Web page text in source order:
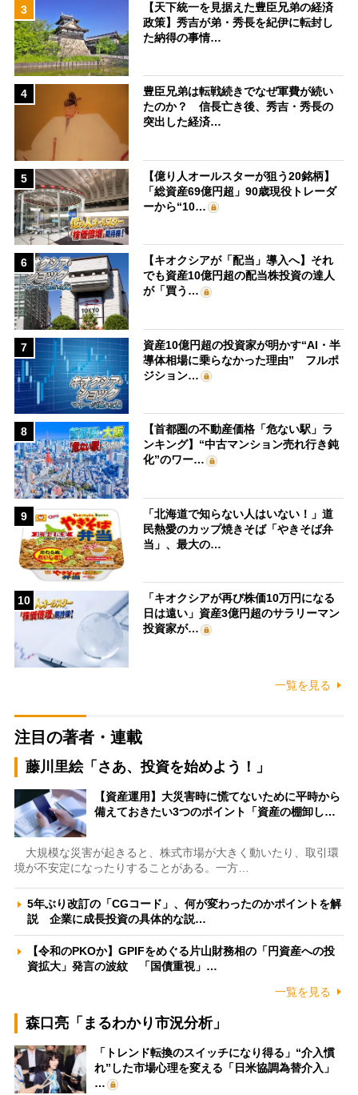
3
【天下統一を見据えた豊臣兄弟の経済
政策】秀吉が弟・秀長を紀伊に転封し
た納得の事情…
4
豊臣兄弟は転戦続きでなぜ軍費が続い
たのか？ 信長亡き後、秀吉・秀長の
突出した経済…
5
【億り人オールスターが狙う20銘柄】
「総資産69億円超」90歳現役トレーダ
ーから“10…
6
【キオクシアが「配当」導入へ】それ
でも資産10億円超の配当株投資の達人
が「買う…
7
資産10億円超の投資家が明かす“AI・半
導体相場に乗らなかった理由” フルポ
ジション…
8
【首都圏の不動産価格「危ない駅」ラ
ンキング】“中古マンション売れ行き鈍
化”のワー…
9
「北海道で知らない人はいない！」道
民熱愛のカップ焼きそば「やきそば弁
当」、最大の…
10
「キオクシアが再び株価10万円になる
日は遠い」資産3億円超のサラリーマン
投資家が…
一覧を見る
注目の著者・連載
藤川里絵「さあ、投資を始めよう！」
【資産運用】大災害時に慌てないために平時から
備えておきたい3つのポイント「資産の棚卸し…
大規模な災害が起きると、株式市場が大きく動いたり、取引環
境が不安定になったりすることがある。一方…
5年ぶり改訂の「CGコード」、何が変わったのかポイントを解
説 企業に成長投資の具体的な説…
【令和のPKOか】GPIFをめぐる片山財務相の「円資産への投
資拡大」発言の波紋 「国債重視」…
一覧を見る
森口亮「まるわかり市況分析」
「トレンド転換のスイッチになり得る」“介入慣
れ”した市場心理を変える「日米協調為替介入」
…